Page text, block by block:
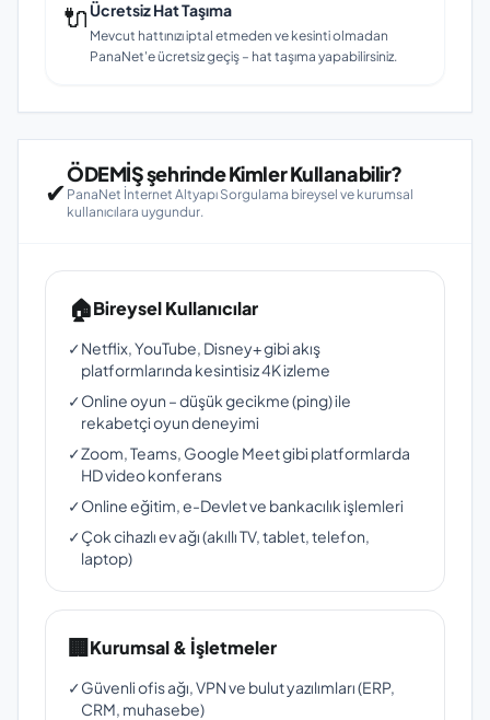
🔌Ücretsiz Hat Taşıma
Mevcut hattınızı iptal etmeden ve kesinti olmadan
PanaNet'e ücretsiz geçiş – hat taşıma yapabilirsiniz.
✔
ÖDEMİŞ şehrinde Kimler Kullanabilir?
PanaNet İnternet Altyapı Sorgulama bireysel ve kurumsal
kullanıcılara uygundur.
🏠Bireysel Kullanıcılar
✓Netflix, YouTube, Disney+ gibi akış
platformlarında kesintisiz 4K izleme
✓Online oyun – düşük gecikme (ping) ile
rekabetçi oyun deneyimi
✓Zoom, Teams, Google Meet gibi platformlarda
HD video konferans
✓Online eğitim, e-Devlet ve bankacılık işlemleri
✓Çok cihazlı ev ağı (akıllı TV, tablet, telefon,
laptop)
🏢Kurumsal & İşletmeler
✓Güvenli ofis ağı, VPN ve bulut yazılımları (ERP,
CRM, muhasebe)